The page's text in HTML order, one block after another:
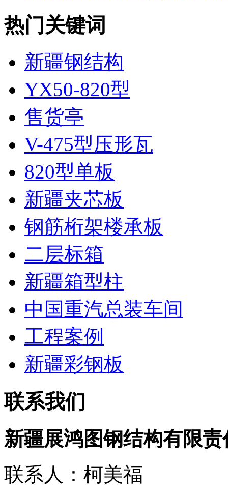
热门关键词
新疆钢结构
YX50-820型
售货亭
V-475型压形瓦
820型单板
新疆夹芯板
钢筋桁架楼承板
二层标箱
新疆箱型柱
中国重汽总装车间
工程案例
新疆彩钢板
联系我们
新疆展鸿图钢结构有限责
联系人：柯美福